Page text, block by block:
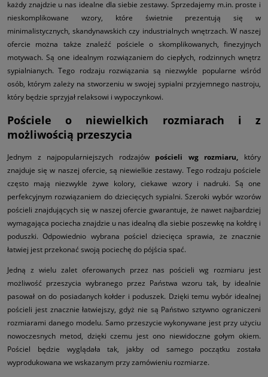
każdy znajdzie u nas idealne dla siebie zestawy. Sprzedajemy m.in. proste i
nieskomplikowane wzory, które świetnie prezentują się w
minimalistycznych, skandynawskich czy industrialnych wnętrzach. W naszej
ofercie można także znaleźć pościele o skomplikowanych, finezyjnych
motywach. Są one idealnym rozwiązaniem do ciepłych, rodzinnych wnętrz
sypialnianych. Tego rodzaju rozwiązania są niezwykle popularne wśród
osób, którym zależy na stworzeniu w swojej sypialni przyjemnego nastroju,
który będzie sprzyjał relaksowi i wypoczynkowi.
Pościele o niewielkich rozmiarach i z
możliwością przeszycia
Jednym z najpopularniejszych rodzajówpościeli wg rozmiaru, który
znajduje się w naszej ofercie, są niewielkie zestawy. Tego rodzaju pościele
często mają niezwykle żywe kolory, ciekawe wzory i nadruki. Są one
perfekcyjnym rozwiązaniem do dziecięcych sypialni. Szeroki wybór wzorów
pościeli znajdujących się w naszej ofercie gwarantuje, że nawet najbardziej
wymagająca pociecha znajdzie u nas idealną dla siebie poszewkę na kołdrę i
poduszki. Odpowiednio wybrana pościel dziecięca sprawia, że znacznie
łatwiej jest przekonać swoją pociechę do pójścia spać.
Jedną z wielu zalet oferowanych przez nas pościeli wg rozmiaru jest
możliwość przeszycia wybranego przez Państwa wzoru tak, by idealnie
pasował on do posiadanych kołder i poduszek. Dzięki temu wybór idealnej
pościeli jest znacznie łatwiejszy, gdyż nie są Państwo sztywno ograniczeni
rozmiarami danego modelu. Samo przeszycie wykonywane jest przy użyciu
nowoczesnych metod, dzięki czemu jest ono niewidoczne gołym okiem.
Pościel będzie wyglądała tak, jakby od samego początku została
wyprodukowana we wskazanym przy zamówieniu rozmiarze.